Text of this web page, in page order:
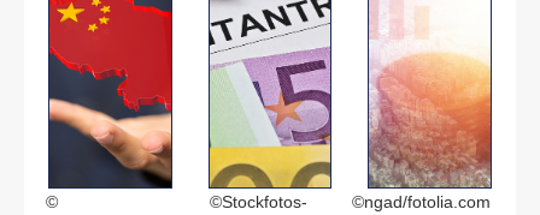
©
©Stockfotos-
©ngad/fotolia.com